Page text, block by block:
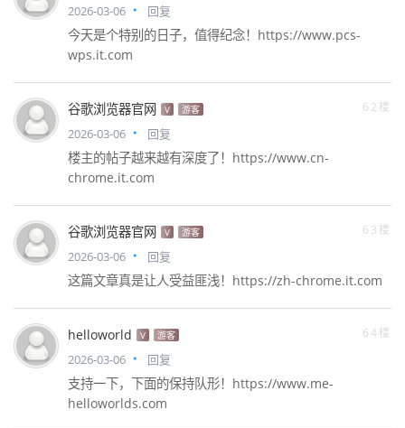
2026-03-06 回复
今天是个特别的日子，值得纪念！https://www.pcs-
wps.it.com
谷歌浏览器官网 V 游客 62楼
2026-03-06 回复
楼主的帖子越来越有深度了！https://www.cn-
chrome.it.com
谷歌浏览器官网 V 游客 63楼
2026-03-06 回复
这篇文章真是让人受益匪浅！https://zh-chrome.it.com
helloworld V 游客 64楼
2026-03-06 回复
支持一下，下面的保持队形！https://www.me-
helloworlds.com